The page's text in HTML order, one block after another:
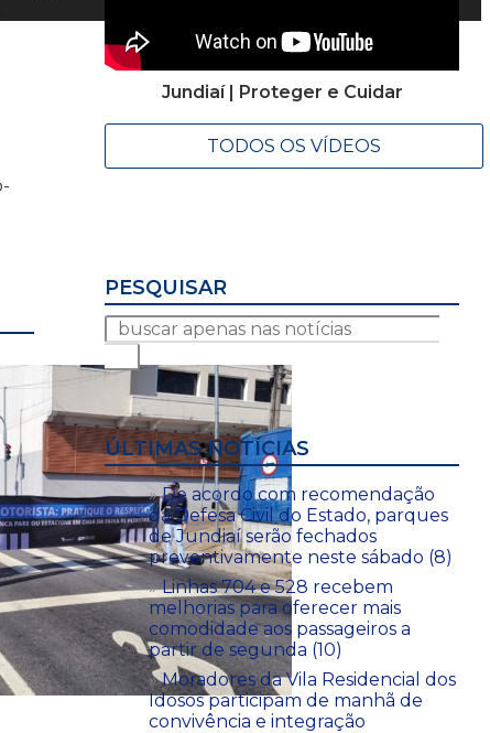
Jundiaí | Proteger e Cuidar
TODOS OS VÍDEOS
PESQUISAR
ÚLTIMAS NOTÍCIAS
De acordo com recomendação
da Defesa Civil do Estado, parques
de Jundiaí serão fechados
preventivamente neste sábado (8)
Linhas 704 e 528 recebem
melhorias para oferecer mais
comodidade aos passageiros a
partir de segunda (10)
Moradores da Vila Residencial dos
Idosos participam de manhã de
convivência e integração